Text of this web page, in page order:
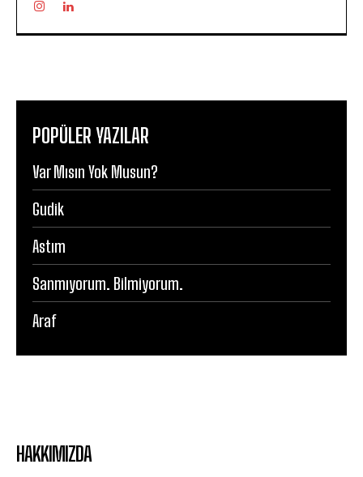
POPÜLER YAZILAR
Var Mısın Yok Musun?
Gudik
Astım
Sanmıyorum. Bilmiyorum.
Araf
HAKKIMIZDA